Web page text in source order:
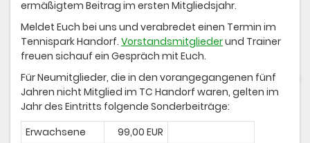
ermäßigtem Beitrag im ersten Mitgliedsjahr.
Meldet Euch bei uns und verabredet einen Termin im
Tennispark Handorf. Vorstandsmitgliederund Trainer
freuen sichauf ein Gespräch mit Euch.
Für Neumitglieder, die in den vorangegangenen fünf
Jahren nicht Mitglied im TC Handorf waren, gelten im
Jahr des Eintritts folgende Sonderbeiträge:
Erwachsene
99,00 EUR